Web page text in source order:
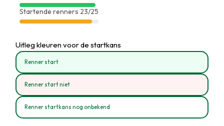
Startende renners 23/25
Uitleg kleuren voor de startkans
Renner start
Renner start niet
Renner startkans nog onbekend